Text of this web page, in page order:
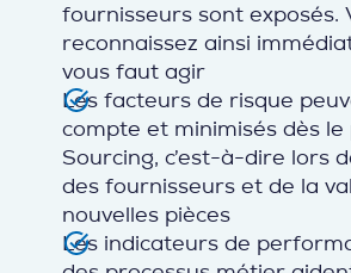
fournisseurs sont exposés.
reconnaissez ainsi
vous faut agir
Les facteurs de risque
compte et minimisés dès le
Sourcing, c’est-à-dire lors
des fournisseurs et de la
nouvelles pièces
Les indicateurs de